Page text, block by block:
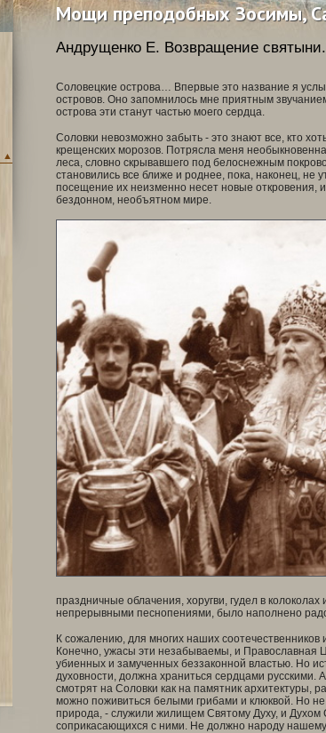
Мощи преподобных Зосимы,
Андрущенко Е. Возвращение
Соловецкие острова… Впервые это название я
островов. Оно запомнилось мне приятным
острова эти станут частью моего сердца.
Соловки невозможно забыть - это знают все, кто
крещенских морозов. Потрясла меня
леса, словно скрывавшего под белоснежным
становились все ближе и роднее, пока, наконец, не
посещение их неизменно несет новые откровения,
бездонном, необъятном мире.
праздничные облачения, хоругви, гудел в
непрерывными песнопениями, было наполнено
К сожалению, для многих наших
Конечно, ужасы эти незабываемы, и Православная
убиенных и замученных беззаконной властью. Но
духовности, должна храниться сердцами русскими.
смотрят на Соловки как на памятник архитектуры,
можно поживиться белыми грибами и клюквой. Но
природа, - служили жилищем Святому Духу, и Духом
соприкасающихся с ними. Не должно народу нашему